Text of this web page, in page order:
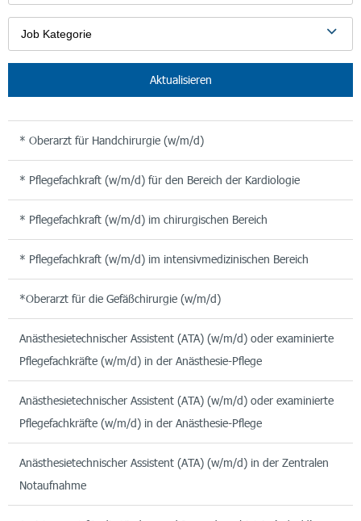
Job Kategorie
Aktualisieren
* Oberarzt für Handchirurgie (w/m/d)
* Pflegefachkraft (w/m/d) für den Bereich der Kardiologie
* Pflegefachkraft (w/m/d) im chirurgischen Bereich
* Pflegefachkraft (w/m/d) im intensivmedizinischen Bereich
*Oberarzt für die Gefäßchirurgie (w/m/d)
Anästhesietechnischer Assistent (ATA) (w/m/d) oder examinierte
Pflegefachkräfte (w/m/d) in der Anästhesie-Pflege
Anästhesietechnischer Assistent (ATA) (w/m/d) oder examinierte
Pflegefachkräfte (w/m/d) in der Anästhesie-Pflege
Anästhesietechnischer Assistent (ATA) (w/m/d) in der Zentralen
Notaufnahme